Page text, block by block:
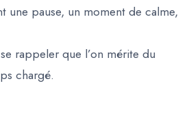
une pause, un moment de calme,
rappeler que l’on mérite du
chargé.